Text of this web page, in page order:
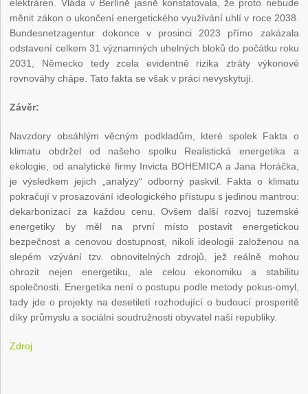
elektráren. Vláda v Berlíně jasně konstatovala, že proto nebude
měnit zákon o ukončení energetického využívání uhlí v roce 2038.
Bundesnetzagentur dokonce v prosinci 2023 přímo zakázala
odstavení celkem 31 významných uhelných bloků do počátku roku
2031, Německo tedy zcela evidentně rizika ztráty výkonové
rovnováhy chápe. Tato fakta se však v práci nevyskytují.
Závěr:
Navzdory obsáhlým věcným podkladům, které spolek Fakta o
klimatu obdržel od našeho spolku Realistická energetika a
ekologie, od analytické firmy Invicta BOHEMICA a Jana Horáčka,
je výsledkem jejich „analýzy“ odborný paskvil. Fakta o klimatu
pokračují v prosazování ideologického přístupu s jedinou mantrou:
dekarbonizací za každou cenu. Ovšem další rozvoj tuzemské
energetiky by měl na první místo postavit energetickou
bezpečnost a cenovou dostupnost, nikoli ideologii založenou na
slepém vzývání tzv. obnovitelných zdrojů, jež reálně mohou
ohrozit nejen energetiku, ale celou ekonomiku a stabilitu
společnosti. Energetika není o postupu podle metody pokus-omyl,
tady jde o projekty na desetiletí rozhodující o budoucí prosperitě
díky průmyslu a sociální soudružnosti obyvatel naší republiky.
Zdroj